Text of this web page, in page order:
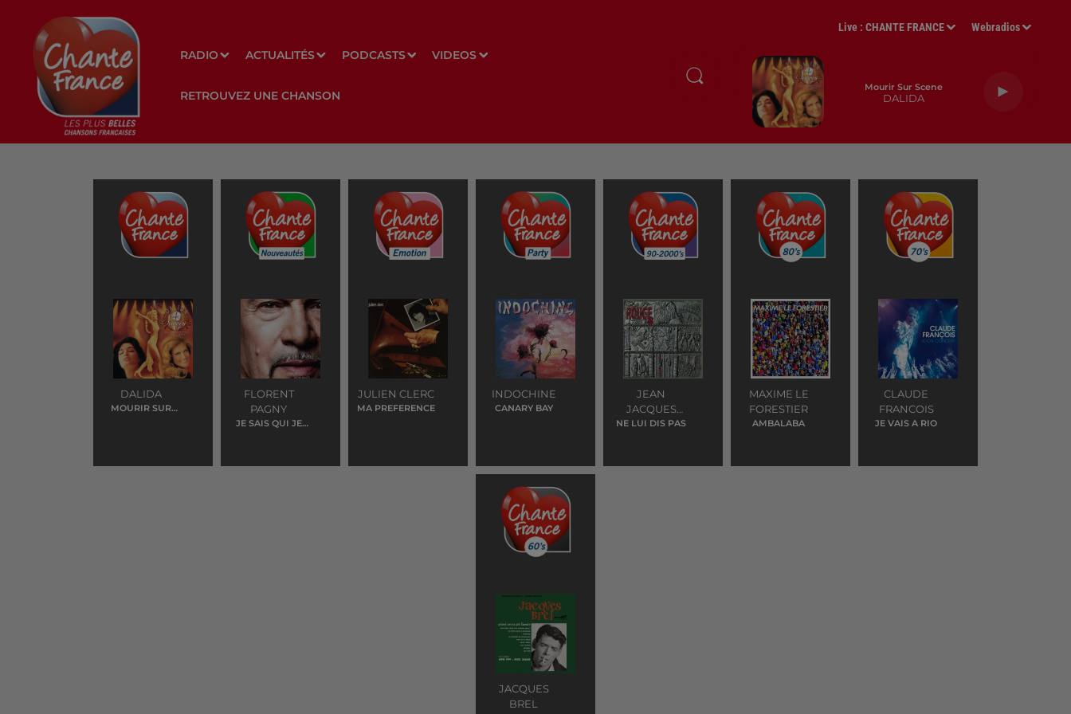
RADIO ACTUALITÉS PODCASTS VIDEOS
RETROUVEZ UNE CHANSON
Live :CHANTE FRANCE Webradios
Mourir Sur Scene
DALIDA
DALIDA
MOURIR SUR
FLORENT
PAGNY
JE SAIS QUI JE
JULIEN CLERC
MA PREFERENCE
INDOCHINE
CANARY BAY
JEAN
JACQUES
GOLDMAN
NE LUI DIS PAS
MAXIME LE
FORESTIER
AMBALABA
CLAUDE
FRANCOIS
JE VAIS A RIO
JACQUES
BREL